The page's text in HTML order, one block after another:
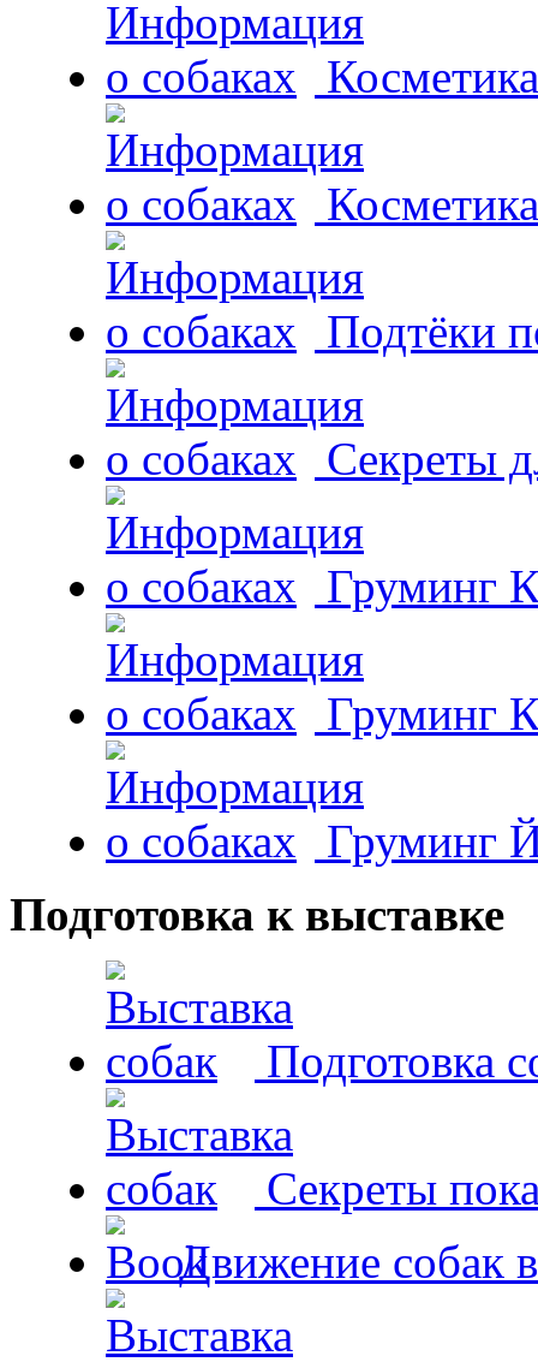
Подтёки
Секреты
Груминг
Груминг
Груминг
Подготовка к выставке
Подготовка
Секреты
Движение собак